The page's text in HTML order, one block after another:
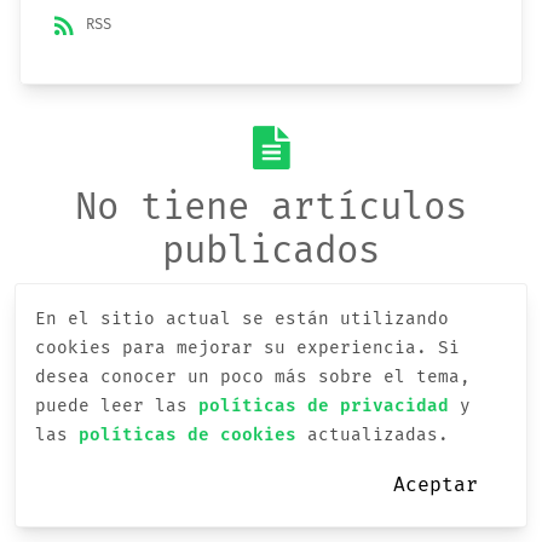
rss_feed RSS
No tiene artículos
publicados
En el sitio actual se están utilizando
cookies para mejorar su experiencia.
Si
desea conocer un poco más sobre el tema,
puede leer las políticas de privacidad
y
las políticas de cookies actualizadas.
Aceptar